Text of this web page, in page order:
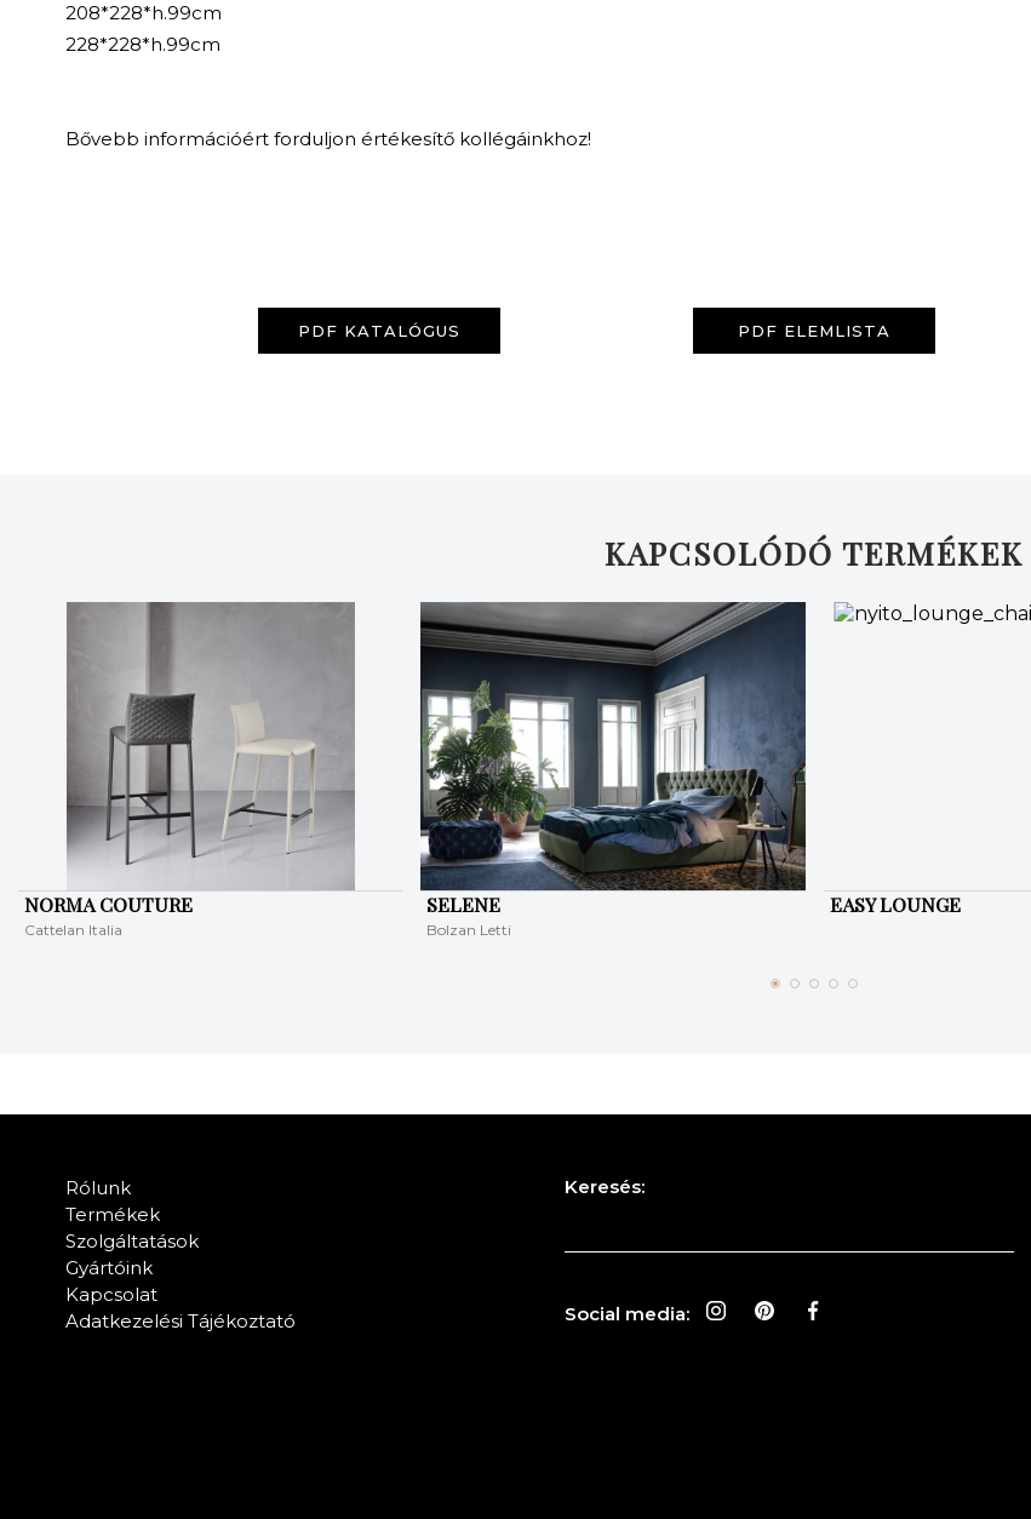
208*228*h.99cm
228*228*h.99cm
Bővebb információért forduljon értékesítő kollégáinkhoz!
PDF KATALÓGUS PDF ELEMLISTA
KAPCSOLÓDÓ TERMÉKEK
NORMA COUTURE
Cattelan Italia
SELENE
Bolzan Letti
EASY LOUNGE
Rólunk
Termékek
Szolgáltatások
Gyártóink
Kapcsolat
Adatkezelési Tájékoztató
Keresés:
Social media: